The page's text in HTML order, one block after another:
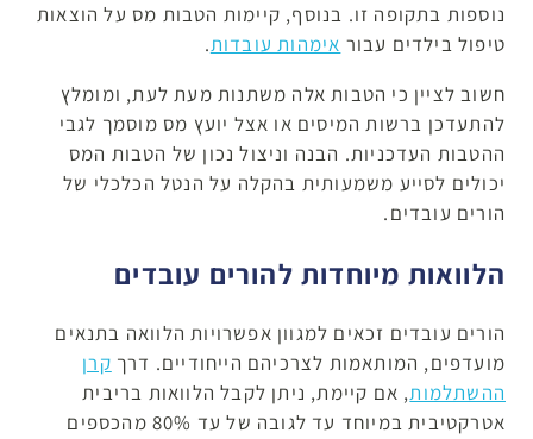
נוספות בתקופה זו. בנוסף, קיימות הטבות מס על הוצאות
טיפול בילדים עבור אימהות עובדות.
חשוב לציין כי הטבות אלה משתנות מעת לעת, ומומלץ
להתעדכן ברשות המיסים או אצל יועץ מס מוסמך לגבי
ההטבות העדכניות. הבנה וניצול נכון של הטבות המס
יכולים לסייע משמעותית בהקלה על הנטל הכלכלי של
הורים עובדים.
הלוואות מיוחדות להורים עובדים
הורים עובדים זכאים למגוון אפשרויות הלוואה בתנאים
מועדפים, המותאמות לצרכיהם הייחודיים. דרך קרן
ההשתלמות, אם קיימת, ניתן לקבל הלוואות בריבית
אטרקטיבית במיוחד עד לגובה של עד 80% מהכספים